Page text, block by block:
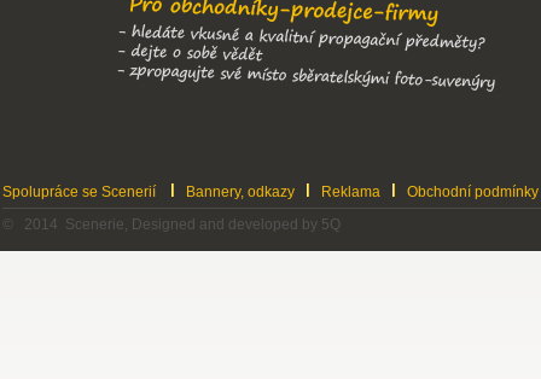
Spolupráce se Scenerií Bannery, odkazy Reklama
Obchodní podmínky
© 2014 Scenerie, Designed and developed by 5Q